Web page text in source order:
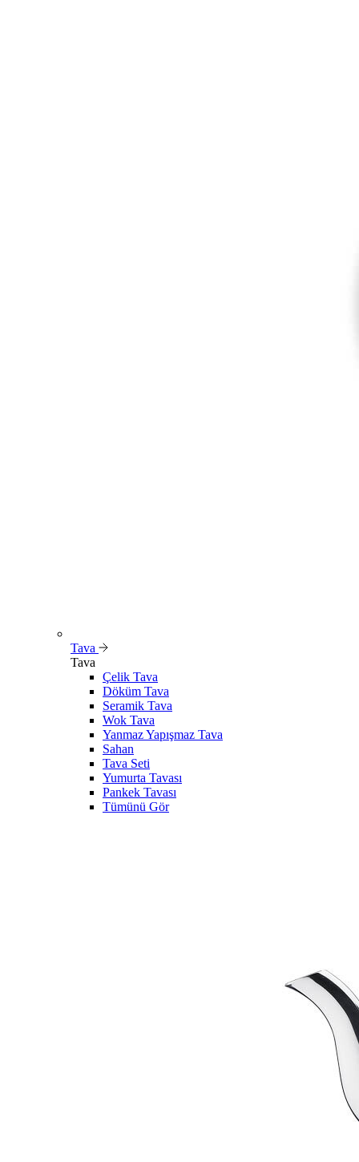
Tava
Tava
Çelik Tava
Döküm Tava
Seramik Tava
Wok Tava
Yanmaz Yapışmaz Tava
Sahan
Tava Seti
Yumurta Tavası
Pankek Tavası
Tümünü Gör